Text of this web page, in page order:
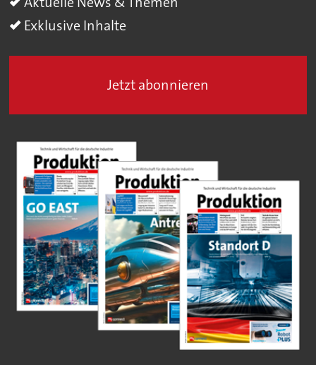
Exklusive Inhalte
Jetzt abonnieren